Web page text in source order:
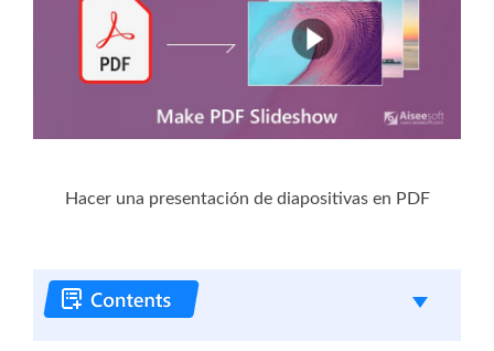
Hacer una presentación de diapositivas en PDF